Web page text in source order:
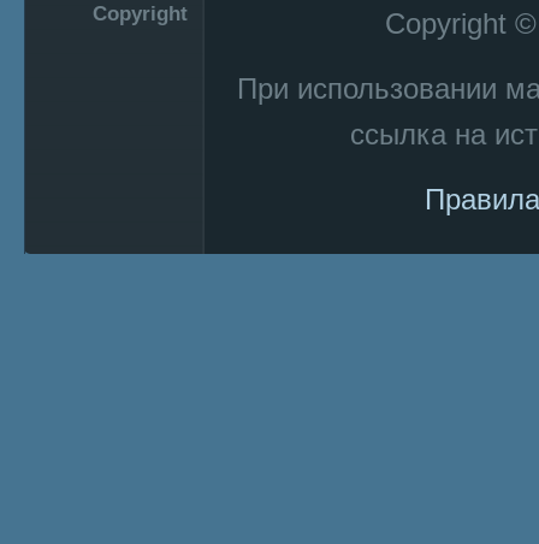
Copyright
Copyright
При использовании
ссылка на